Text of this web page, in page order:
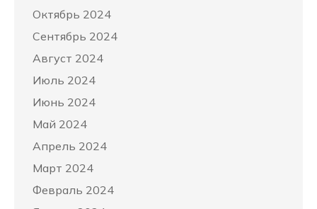
Октябрь 2024
Сентябрь 2024
Август 2024
Июль 2024
Июнь 2024
Май 2024
Апрель 2024
Март 2024
Февраль 2024